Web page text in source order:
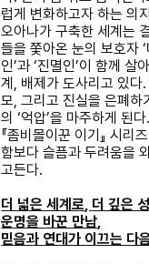
럽게 변화하고자 하는 의
오아나가 구축한 세계는
들을 쫓아온 눈의 보호자‘
인’과‘진멸인’이 함께 살
계 , 배제가 도사리고 있다.
모,그리고 진실을 은폐하
의‘억압’을 마주하게 된다.
『좀비몰이꾼 이기 』시리
함보다 슬픔과 두려움을
고든다.
더 넓은 세계로, 더 깊은
운명을 바꾼 만남,
믿음과 연대가 이끄는 다